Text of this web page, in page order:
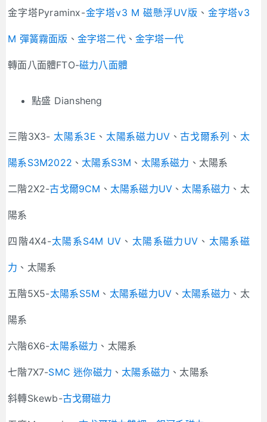
金字塔Pyraminx-金字塔v3 M 磁懸浮UV版 、 金字塔v3
M 彈簧霧面版 、 金字塔二代、 金字塔一代
轉面八面體FTO-磁力八面體
點盛 Diansheng
三階3X3- 太陽系3E 、 太陽系磁力UV 、古戈爾系列 、 太
陽系S3M2022 、 太陽系S3M 、 太陽系磁力 、太陽系
二階2X2-古戈爾9CM 、 太陽系磁力UV 、 太陽系磁力 、太
陽系
四階4X4-太陽系S4M UV 、 太陽系磁力UV 、 太陽系磁
力 、太陽系
五階5X5-太陽系S5M 、 太陽系磁力UV 、 太陽系磁力 、太
陽系
六階6X6-太陽系磁力 、太陽系
七階7X7-SMC 迷你磁力 、 太陽系磁力 、太陽系
斜轉Skewb-古戈爾磁力